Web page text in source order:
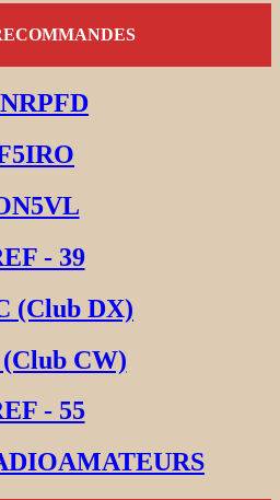
- 39
(Club DX)
CW)
- 55